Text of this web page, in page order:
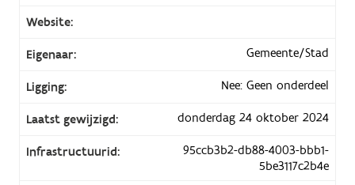
Website:
Eigenaar: Gemeente/Stad
Ligging: Nee: Geen onderdeel
Laatst gewijzigd: donderdag 24 oktober 2024
Infrastructuurid:
95ccb3b2-db88-4003-bbb1-
5be3117c2b4e